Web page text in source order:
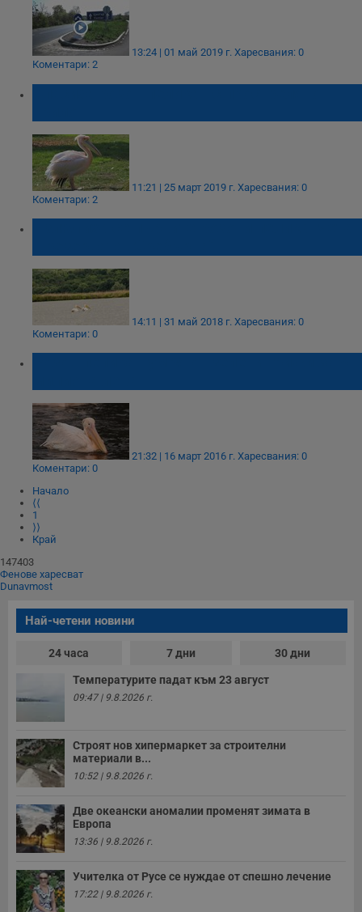
13:24 | 01 май 2019 г. Харесвания: 0
Коментари: 2
11:21 | 25 март 2019 г. Харесвания: 0
Коментари: 2
14:11 | 31 май 2018 г. Харесвания: 0
Коментари: 0
21:32 | 16 март 2016 г. Харесвания: 0
Коментари: 0
Начало
⟨⟨
1
⟩⟩
Край
147403
Фенове харесват
Dunavmost
Най-четени новини
24 часа 7 дни 30 дни
Температурите падат към 23 август
09:47 | 9.8.2026 г.
Строят нов хипермаркет за строителни
материали в...
10:52 | 9.8.2026 г.
Две океански аномалии променят зимата в
Европа
13:36 | 9.8.2026 г.
Учителка от Русе се нуждае от спешно лечение
17:22 | 9.8.2026 г.